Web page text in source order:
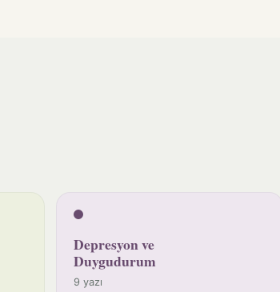
Depresyon ve
Duygudurum
9 yazı